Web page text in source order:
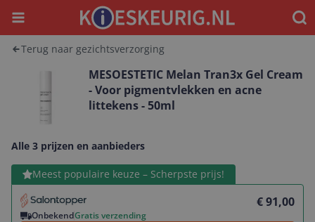
Menu
Terug naar gezichtsverzorging
MESOESTETIC Melan Tran3x Gel Cream
- Voor pigmentvlekken en acne
littekens - 50ml
Alle 3 prijzen en aanbieders
Meest populaire keuze – Scherpste prijs!
€ 91,00
OnbekendGratis verzending
Bekijk product